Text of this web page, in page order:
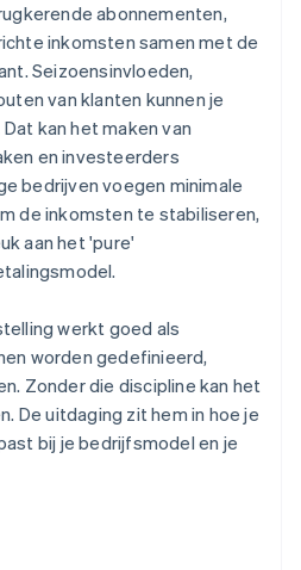
abonnementen,
inkomsten samen met de
Seizoensinvloeden,
van klanten kunnen je
kan het maken van
en investeerders
bedrijven voegen minimale
de inkomsten te stabiliseren,
aan het 'pure'
werkt goed als
worden gedefinieerd,
Zonder die discipline kan het
De uitdaging zit hem in hoe je
bij je bedrijfsmodel en je